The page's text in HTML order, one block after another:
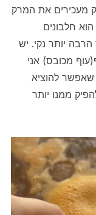
מעכירים את המרק
חלבונים
יותר נקי. יש
מכובס) אני
להוציא
ממנו יותר